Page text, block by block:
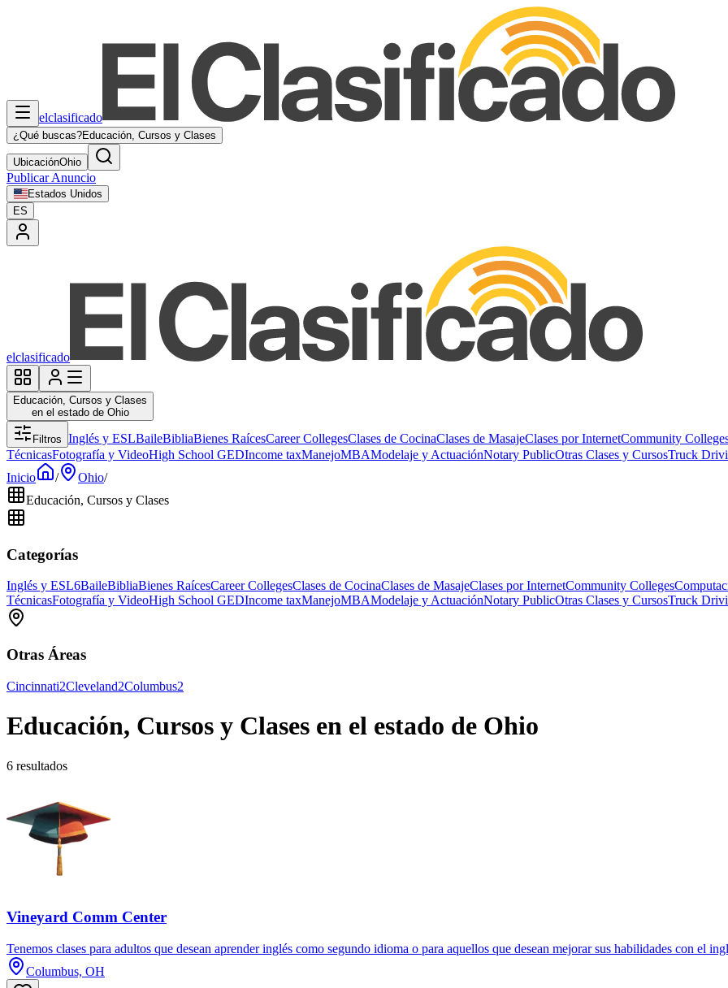
elclasificado
¿Qué buscas?Educación, Cursos y Clases
UbicaciónOhio
Publicar Anuncio
Estados Unidos
ES
elclasificado
Educación, Cursos y Clases
en el estado de Ohio
Filtros Inglés y ESLBaileBibliaBienes RaícesCareer CollegesClases de CocinaClases de MasajeClases por InternetCommunity
TécnicasFotografía y VideoHigh School GEDIncome taxManejoMBAModelaje y ActuaciónNotary PublicOtras Clases y CursosTruck
Inicio
/ Ohio/
Educación, Cursos y Clases
Categorías
Inglés y ESL6BaileBibliaBienes RaícesCareer CollegesClases de CocinaClases de MasajeClases por InternetCommunity Colleges
TécnicasFotografía y VideoHigh School GEDIncome taxManejoMBAModelaje y ActuaciónNotary PublicOtras Clases y CursosTruck
Otras Áreas
Cincinnati2Cleveland2Columbus2
Educación, Cursos y Clases en el estado de Ohio
6 resultados
Vineyard Comm Center
Tenemos clases para adultos que desean aprender inglés como segundo idioma o para aquellos que desean mejorar sus habilidades con el
Columbus, OH